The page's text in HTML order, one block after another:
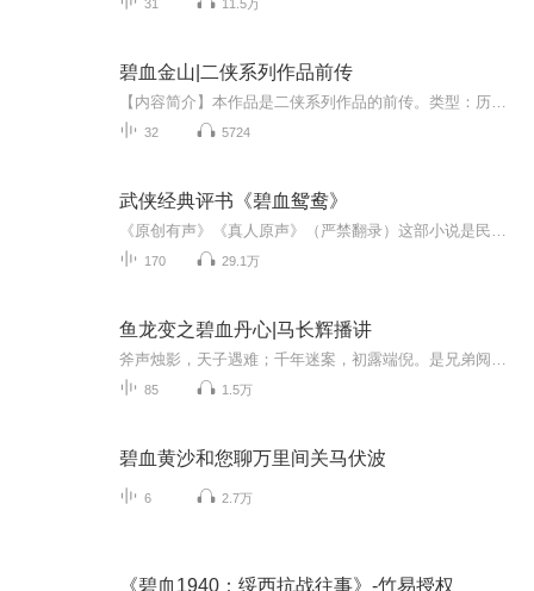
31 11.5万
碧血金山|二侠系列作品前传
32 5724
武侠经典评书《碧血鸳鸯》
170 29.1万
鱼龙变之碧血丹心|马长辉播讲
85 1.5万
碧血黄沙和您聊万里间关马伏波
6 2.7万
《碧血1940：绥西抗战往事》-竹易授权